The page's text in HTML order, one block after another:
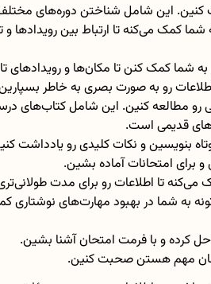
کنین. این شامل شناختن دوره‌های
کمک می‌کنه تا ارتباط بین رویدادها و
شما کمک کنن تا مکان‌ها و رویدادهای
رو به صورت بصری به خاطر
رو مطالعه کنین. این شامل کتاب‌های
قدیمی است.
بنویسین و نکات کلیدی رو یادداشت
برای امتحانات آماده بشین.
تا اطلاعات رو برای مدت
به شما در بهبود مهارت‌های نوشتاری
حل کرده و با فرمت امتحان آشنا بشین.
مهم هستن صحبت کنین.